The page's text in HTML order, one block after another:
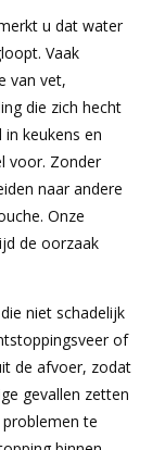
u dat water
Vaak
van vet,
die zich hecht
keukens en
voor. Zonder
naar andere
Onze
de oorzaak
niet schadelijk
of
de afvoer, zodat
gevallen zetten
te